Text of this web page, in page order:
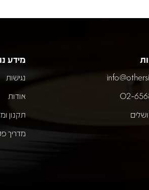
מידע
נגישות
אודות
תקנון
מדריך